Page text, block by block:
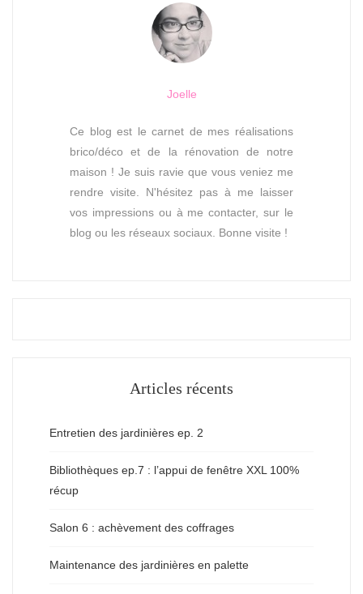
Joelle
Ce blog est le carnet de mes réalisations
brico/déco et de la rénovation de notre
maison ! Je suis ravie que vous veniez me
rendre visite. N'hésitez pas à me laisser
vos impressions ou à me contacter, sur le
blog ou les réseaux sociaux. Bonne visite !
Articles récents
Entretien des jardinières ep. 2
Bibliothèques ep.7 : l’appui de fenêtre XXL 100%
récup
Salon 6 : achèvement des coffrages
Maintenance des jardinières en palette